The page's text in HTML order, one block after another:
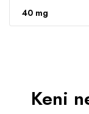
40 mg
Keni